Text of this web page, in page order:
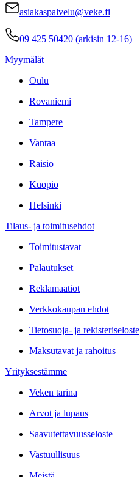
asiakaspalvelu@veke.fi
09 425 50420 (arkisin 12-16)
Myymälät
Oulu
Rovaniemi
Tampere
Vantaa
Raisio
Kuopio
Helsinki
Tilaus- ja toimitusehdot
Toimitustavat
Palautukset
Reklamaatiot
Verkkokaupan ehdot
Tietosuoja- ja rekisteriseloste
Maksutavat ja rahoitus
Yrityksestämme
Veken tarina
Arvot ja lupaus
Saavutettavuusseloste
Vastuullisuus